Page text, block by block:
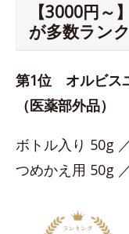
【3000円
が多数ラン
第1位 オルビス
（医薬部外品）
ボトル入り 50g
つめかえ用 50g